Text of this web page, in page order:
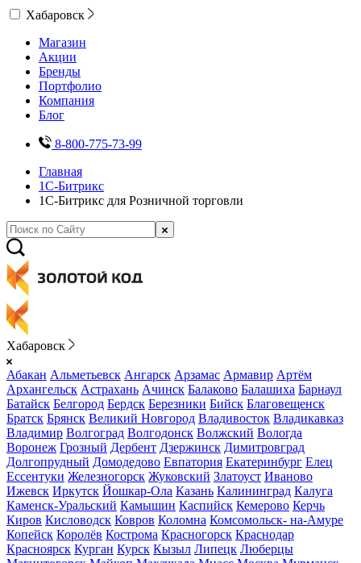
Хабаровск
Магазин
Акции
Бренды
Портфолио
Компания
Блог
8-800-775-73-99
Главная
1С-Битрикс
1С-Битрикс для Розничной торговли
Хабаровск
Абакан Альметьевск Ангарск Арзамас Армавир Артём
Архангельск Астрахань Ачинск Балаково Балашиха Барнаул
Батайск Белгород Бердск Березники Бийск Благовещенск
Братск Брянск Великий Новгород Владивосток Владикавказ
Владимир Волгоград Волгодонск Волжский Вологда
Воронеж Грозный Дербент Дзержинск Димитровград
Долгопрудный Домодедово Евпатория Екатеринбург Елец
Ессентуки Железногорск Жуковский Златоуст Иваново
Ижевск Иркутск Йошкар-Ола Казань Калининград Калуга
Каменск-Уральский Камышин Каспийск Кемерово Керчь
Киров Кисловодск Ковров Коломна Комсомольск- на-Амуре
Копейск Королёв Кострома Красногорск Краснодар
Красноярск Курган Курск Кызыл Липецк Люберцы